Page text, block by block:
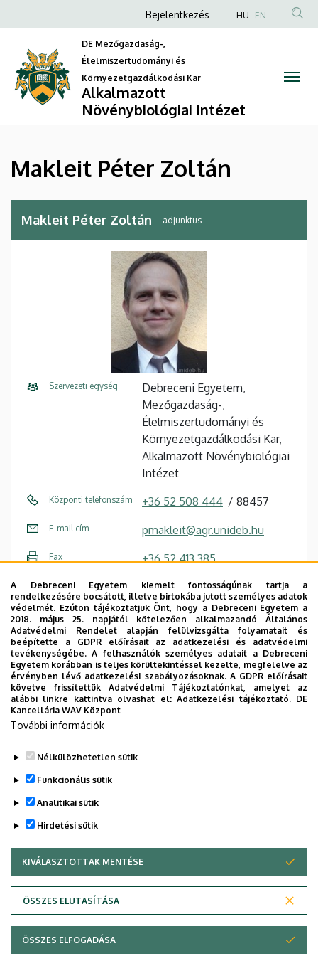
Péter
Zoltán
Növénybiológiai
a
Anonim
Felhasználói
fiók
menüje
Bejelentkezés HU EN
DE Mezőgazdaság-,
Élelmiszertudományi és
Környezetgazdálkodási Kar
Alkalmazott
Növénybiológiai Intézet
Makleit Péter Zoltán
Makleit Péter Zoltán adjunktus
Szervezeti egység
Debreceni Egyetem,
Mezőgazdaság-,
Élelmiszertudományi és
Környezetgazdálkodási Kar,
Alkalmazott Növénybiológiai
Intézet
Központi telefonszám +36 52 508 444 88457
E-mail cím pmakleit@agr.unideb.hu
Fax +36 52 413 385
Cím
4032 Debrecen, Böszörményi
út 138.
Épület
"B" Főépület Tanulmányi
épület
Emelet, ajtó
földszint, 3 (Növénytani és
Növényélettani csoport)
Weboldal
Adatvédelem
A Debreceni Egyetem kiemelt fontosságúnak tartja a
rendelkezésére bocsátott, illetve birtokába jutott személyes adatok
védelmét. Ezúton tájékoztatjuk Önt, hogy a Debreceni Egyetem a
2018. május 25. napjától kötelezően alkalmazandó Általános
Adatvédelmi Rendelet alapján felülvizsgálta folyamatait és
beépítette a GDPR előírásait az adatkezelési és adatvédelmi
tevékenységébe. A felhasználók személyes adatait a Debreceni
Egyetem korábban is teljes körültekintéssel kezelte, megfelelve az
érvényben lévő adatkezelési szabályozásoknak. A GDPR előírásait
követve frissítettük Adatvédelmi Tájékoztatónkat, amelyet az
alábbi linkre kattintva olvashat el:Adatkezelési tájékoztató. DE
Kancellária WAV Központ
További információk
Nélkülözhetetlen sütik
Funkcionális sütik
Analitikai sütik
Hirdetési sütik
KIVÁLASZTOTTAK MENTÉSE
ÖSSZES ELUTASÍTÁSA
WITHDRAW CONSENT
ÖSSZES ELFOGADÁSA